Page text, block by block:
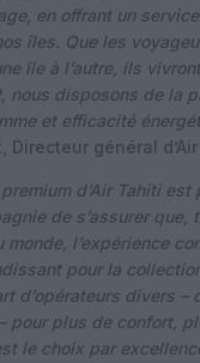
en offrant un
îles. Que les
île à l’autre, ils
nous disposons de
et efficacité
Directeur général
d’Air Tahiti
de s’assurer
l’expérience
pour la
d’opérateurs divers
pour plus de confort,
le choix par